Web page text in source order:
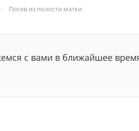
Посев из полости матки
с вами в ближайшее